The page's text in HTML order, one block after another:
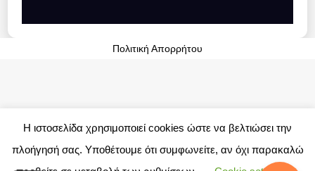
Η ιστοσελίδα χρησιμοποιεί cookies ώστε να βελτιώσει την
πλοήγησή σας. Υποθέτουμε ότι συμφωνείτε, αν όχι παρακαλώ
Πολιτική Απορρήτου